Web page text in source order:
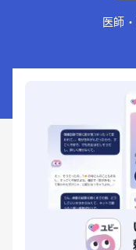
医師